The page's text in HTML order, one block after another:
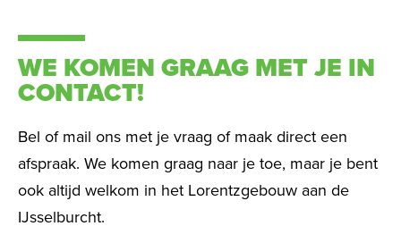
WE KOMEN GRAAG MET JE IN
CONTACT!
Bel of mail ons met je vraag of maak direct een
afspraak. We komen graag naar je toe, maar je bent
ook altijd welkom in het Lorentzgebouw aan de
IJsselburcht.